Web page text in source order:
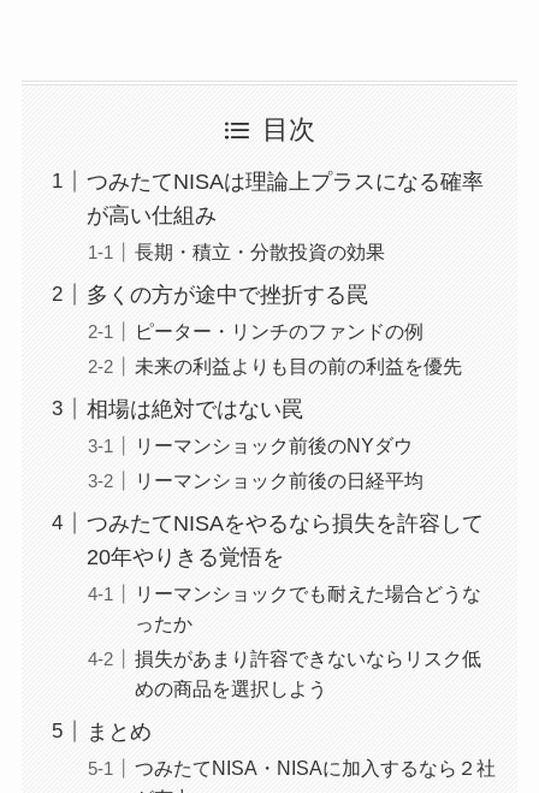
目次
つみたてNISAは理論上プラスになる確率
が高い仕組み
長期・積立・分散投資の効果
多くの方が途中で挫折する罠
ピーター・リンチのファンドの例
未来の利益よりも目の前の利益を優先
相場は絶対ではない罠
リーマンショック前後のNYダウ
リーマンショック前後の日経平均
つみたてNISAをやるなら損失を許容して
20年やりきる覚悟を
リーマンショックでも耐えた場合どうな
ったか
損失があまり許容できないならリスク低
めの商品を選択しよう
まとめ
つみたてNISA・NISAに加入するなら２社